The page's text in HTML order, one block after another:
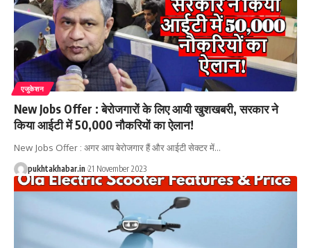
एजुकेशन
New Jobs Offer : बेरोजगारों के लिए आयी खुशखबरी, सरकार ने
किया आईटी में 50,000 नौकरियों का ऐलान!
New Jobs Offer : अगर आप बेरोजगार हैं और आईटी सेक्टर में…
pukhtakhabar.in 21 November 2023